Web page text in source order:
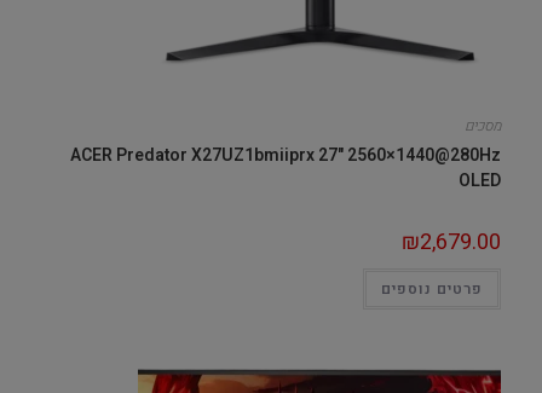
מסכים
ACER Predator X27UZ1bmiiprx 27" 2560×1440@280Hz
OLED
₪2,679.00
פרטים נוספים